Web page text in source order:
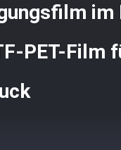
im
PET-Film